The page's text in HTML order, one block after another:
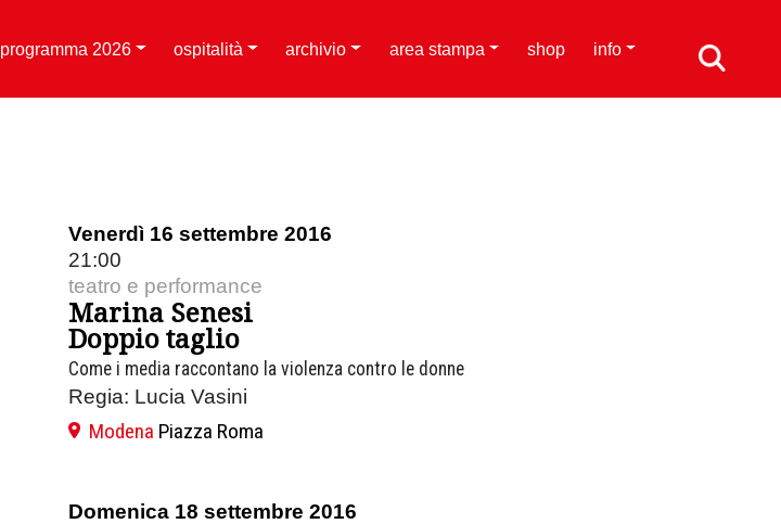
programma 2026 ospitalità archivio area stampa shop info
Venerdì 16 settembre 2016
21:00
teatro e performance
Marina Senesi
Doppio taglio
Come i media raccontano la violenza contro le donne
Regia: Lucia Vasini
Modena Piazza Roma
Domenica 18 settembre 2016